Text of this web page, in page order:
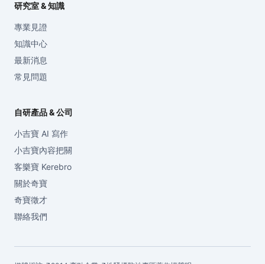
研究室 & 知識
專業見證
知識中心
最新消息
常見問題
自研產品 & 公司
小吉寶 AI 寫作
小吉寶內容把關
客樂寶 Kerebro
關於奇寶
奇寶徵才
聯絡我們